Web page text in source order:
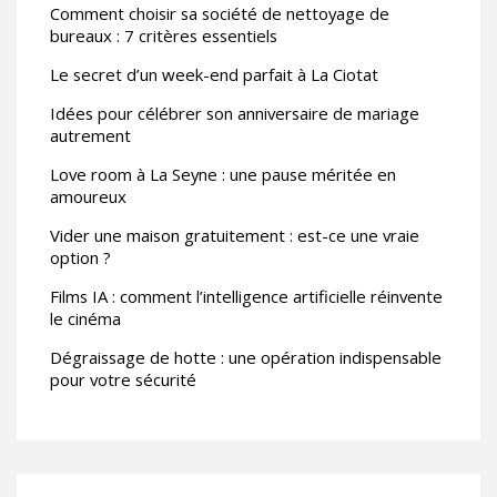
Comment choisir sa société de nettoyage de
bureaux : 7 critères essentiels
Le secret d’un week-end parfait à La Ciotat
Idées pour célébrer son anniversaire de mariage
autrement
Love room à La Seyne : une pause méritée en
amoureux
Vider une maison gratuitement : est-ce une vraie
option ?
Films IA : comment l’intelligence artificielle réinvente
le cinéma
Dégraissage de hotte : une opération indispensable
pour votre sécurité